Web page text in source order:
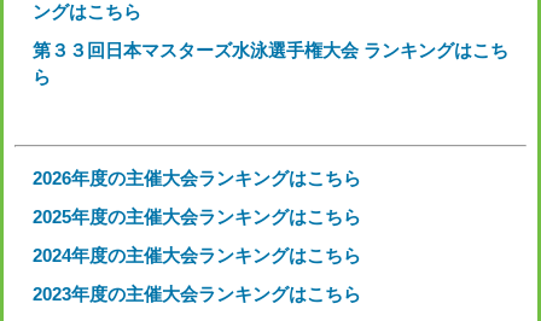
ングはこちら
第３３回日本マスターズ水泳選手権大会 ランキングはこち
ら
2026年度の主催大会ランキングはこちら
2025年度の主催大会ランキングはこちら
2024年度の主催大会ランキングはこちら
2023年度の主催大会ランキングはこちら